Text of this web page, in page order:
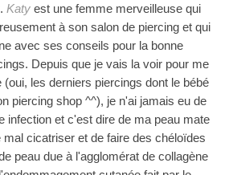
.Katy est une femme merveilleuse qui
à son salon de piercing et qui
avec ses conseils pour la bonne
Depuis que je vais la voir pour me
(oui, les derniers piercings dont le bébé
piercing shop ^^), je n'ai jamais eu de
infection et c'est dire de ma peau mate
mal cicatriser et de faire des chéloïdes
peau due à l'agglomérat de collagène